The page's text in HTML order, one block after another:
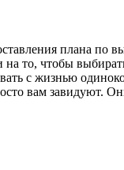
плана
на то, чтобы
с жизнью
вам завидуют.